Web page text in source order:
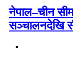
नेपाल–चीन
सञ्चालनदेखि